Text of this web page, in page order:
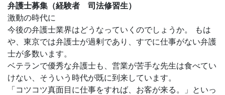
弁護士募集（経験者 司法修習生）
激動の時代に
今後の弁護士業界はどうなっていくのでしょうか。 もは
や、東京では弁護士が過剰であり、すでに仕事がない弁護
士が多数います。
ベテランで優秀な弁護士も、営業が苦手な先生は食べてい
けない、そういう時代が既に到来しています。
「コツコツ真面目に仕事をすれば、お客が来る。」といっ